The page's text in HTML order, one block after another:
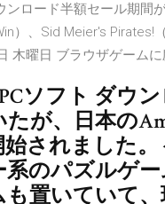
ンロード半額セール期間
）、Sid Meier's Pirates!
木曜日 ブラウザゲームに
ソフト ダウ
たが、日本の
始されました
のパズルゲ
置いていて、